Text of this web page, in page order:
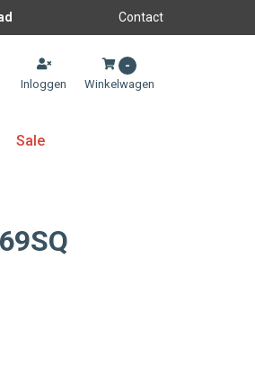
Contact
Inloggen
-
Winkelwagen
Sale